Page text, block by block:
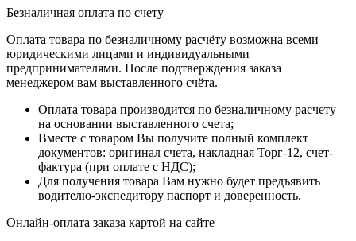
Безналичная оплата по счету
Оплата товара по безналичному расчёту возможна всеми
юридическими лицами и индивидуальными
предпринимателями. После подтверждения заказа
менеджером вам выставленного счёта.
Оплата товара производится по безналичному расчету
на основании выставленного счета;
Вместе с товаром Вы получите полный комплект
документов: оригинал счета, накладная Торг-12, счет-
фактура (при оплате с НДС);
Для получения товара Вам нужно будет предъявить
водителю-экспедитору паспорт и доверенность.
Онлайн-оплата заказа картой на сайте